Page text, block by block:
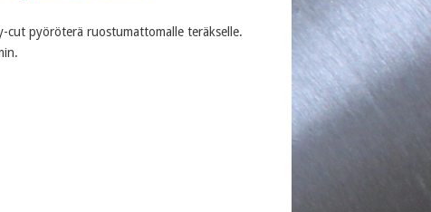
pyöröterä ruostumattomalle teräkselle.